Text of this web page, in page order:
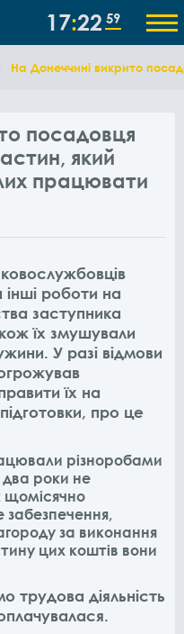
17 22 59
На Донеччині викрито
посадовця
який
працювати
інші роботи на
заступника
їх змушували
У разі відмови
їх на
про це
різноробами
роки не
щомісячно
за виконання
цих коштів вони
трудова діяльність